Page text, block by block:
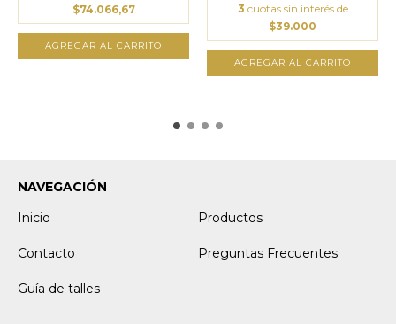
$74.066,67
3 cuotas sin interés de
$39.000
AGREGAR AL CARRITO
NAVEGACIÓN
Inicio
Productos
Contacto Preguntas Frecuentes
Guía de talles